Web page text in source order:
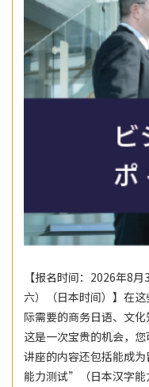
【报名时间：2026年8
六）（日本时间）】在
际需要的商务日语、文化
这是一次宝贵的机会，您
讲座的内容还包括能成
能力测试”（日本汉字能